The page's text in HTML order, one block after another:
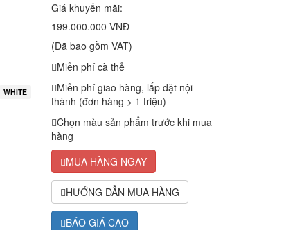
WHITE
Giá khuyến mãi:
199.000.000 VNĐ
(Đã bao gồm VAT)
Miễn phí cà thẻ
Miễn phí giao hàng, lắp đặt nội
thành (đơn hàng > 1 triệu)
Chọn màu sản phẩm trước khi mua
hàng
MUA HÀNG NGAY
HƯỚNG DẪN MUA HÀNG
BÁO GIÁ CAO